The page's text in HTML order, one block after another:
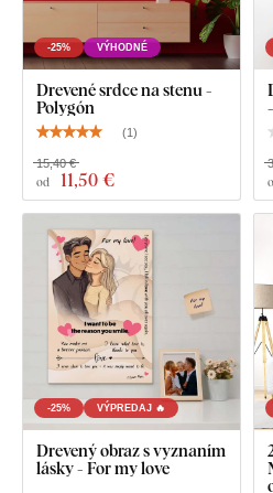
-25% VÝHODNÉ
Drevené srdce na stenu -
Polygón
(1)
od 11,50 €
15,40 €
-25% VÝPREDAJ 🔥
Drevený obraz s vyznaním
lásky - For my love